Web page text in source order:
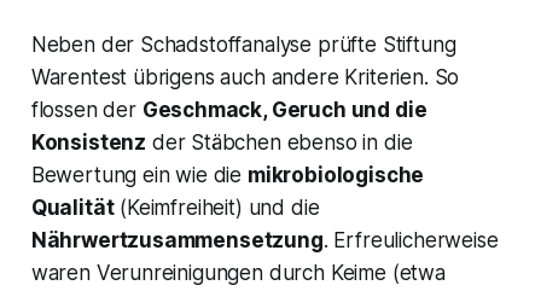
Neben der Schadstoffanalyse prüfte Stiftung
Warentest übrigens auch andere Kriterien. So
flossen der Geschmack, Geruch und die
Konsistenz der Stäbchen ebenso in die
Bewertung ein wie die mikrobiologische
Qualität(Keimfreiheit) und die
Nährwertzusammensetzung. Erfreulicherweise
waren Verunreinigungen durch Keime (etwa